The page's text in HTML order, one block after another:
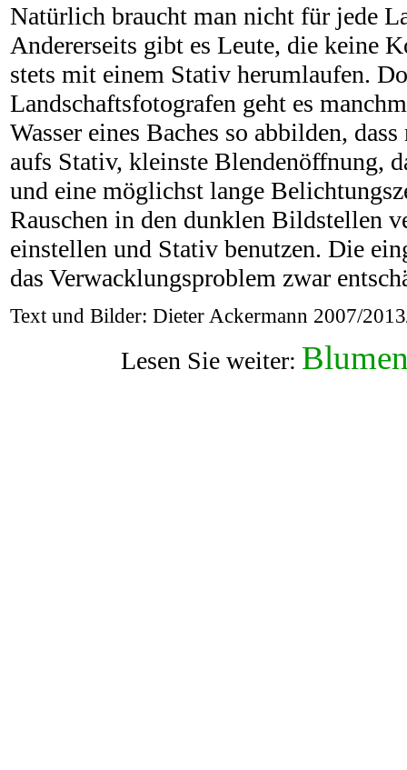
Natürlich braucht man nicht für jede
Andererseits gibt es Leute, die keine
stets mit einem Stativ herumlaufen.
Landschaftsfotografen geht es
Wasser eines Baches so abbilden,
aufs Stativ, kleinste Blendenöffnung,
und eine möglichst lange
Rauschen in den dunklen Bildstellen
einstellen und Stativ benutzen. Die
das Verwacklungsproblem zwar
Text und Bilder: Dieter Ackermann 2007/
Lesen Sie weiter: